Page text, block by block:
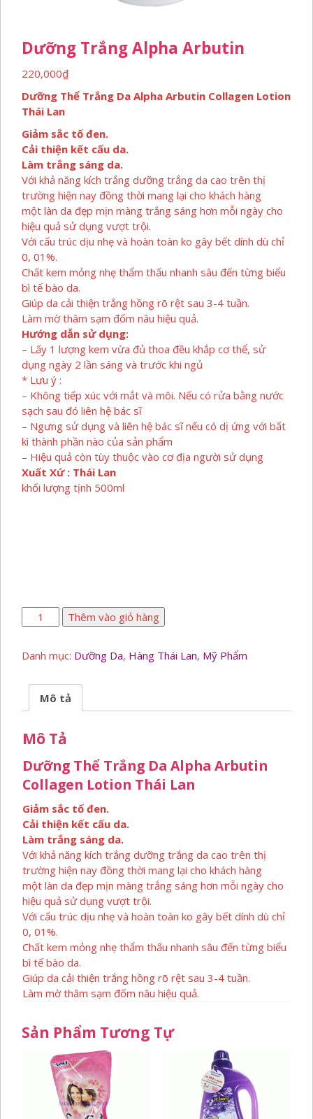
Dưỡng Trắng Alpha Arbutin
220,000₫
Dưỡng Thể Trắng Da Alpha Arbutin Collagen Lotion
Thái Lan
Giảm sắc tố đen.
Cải thiện kết cấu da.
Làm trắng sáng da.
Với khả năng kích trắng dưỡng trắng da cao trên thị
trường hiện nay đồng thời mang lại cho khách hàng
một làn da đẹp mịn màng trắng sáng hơn mỗi ngày cho
hiệu quả sử dụng vượt trội.
Với cấu trúc dịu nhẹ và hoàn toàn ko gây bết dính dù chỉ
0, 01%.
Chất kem mỏng nhẹ thẩm thấu nhanh sâu đến từng biểu
bì tế bào da.
Giúp da cải thiện trắng hồng rõ rệt sau 3-4 tuần.
Làm mờ thâm sạm đốm nâu hiệu quả.
Hướng dẫn sử dụng:
– Lấy 1 lượng kem vừa đủ thoa đều khắp cơ thể, sử
dụng ngày 2 lần sáng và trước khi ngủ
* Lưu ý :
– Không tiếp xúc với mắt và môi. Nếu có rửa bằng nước
sạch sau đó liên hệ bác sĩ
– Ngưng sử dụng và liên hệ bác sĩ nếu có dị ứng với bất
kì thành phần nào của sản phẩm
– Hiệu quả còn tùy thuộc vào cơ địa người sử dụng
Xuất Xứ : Thái Lan
khối lượng tịnh 500ml
Dưỡng
Trắng
Arbutin
Thêm vào giỏ hàng
Danh mục: Dưỡng Da, Hàng Thái Lan, Mỹ Phẩm
Mô tả
Mô Tả
Dưỡng Thể Trắng Da Alpha Arbutin
Collagen Lotion Thái Lan
Giảm sắc tố đen.
Cải thiện kết cấu da.
Làm trắng sáng da.
Với khả năng kích trắng dưỡng trắng da cao trên thị
trường hiện nay đồng thời mang lại cho khách hàng
một làn da đẹp mịn màng trắng sáng hơn mỗi ngày cho
hiệu quả sử dụng vượt trội.
Với cấu trúc dịu nhẹ và hoàn toàn ko gây bết dính dù chỉ
0, 01%.
Chất kem mỏng nhẹ thẩm thấu nhanh sâu đến từng biểu
bì tế bào da.
Giúp da cải thiện trắng hồng rõ rệt sau 3-4 tuần.
Làm mờ thâm sạm đốm nâu hiệu quả.
Sản Phẩm Tương Tự